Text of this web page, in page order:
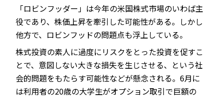
「ロビンフッダー」は今年の米国株式市場のいわば主
役であり、株価上昇を牽引した可能性がある。しかし
他方で、ロビンフッドの問題点も浮上している。
株式投資の素人に過度にリスクをとった投資を促すこ
とで、意図しない大きな損失を生じさせる、という社
会的問題をもたらす可能性などが懸念される。6月に
は利用者の20歳の大学生がオプション取引で巨額の